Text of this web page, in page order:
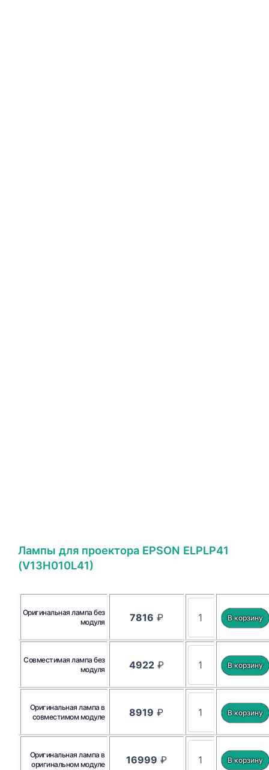
Лампы для проектора EPSON ELPLP41
(V13H010L41)
Оригинальная лампа без
модуля
7816 ₽
Совместимая лампа без
модуля
4922₽
Оригинальная лампа в
совместимом модуле
8919 ₽
Оригинальная лампа в
оригинальном модуле
16999 ₽